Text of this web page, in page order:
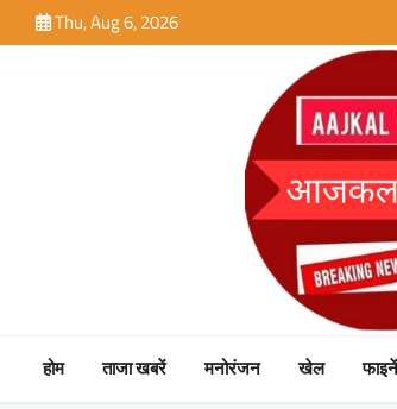
to
Thu, Aug 6, 2026
होम ताजा खबरें मनोरंजन खेल